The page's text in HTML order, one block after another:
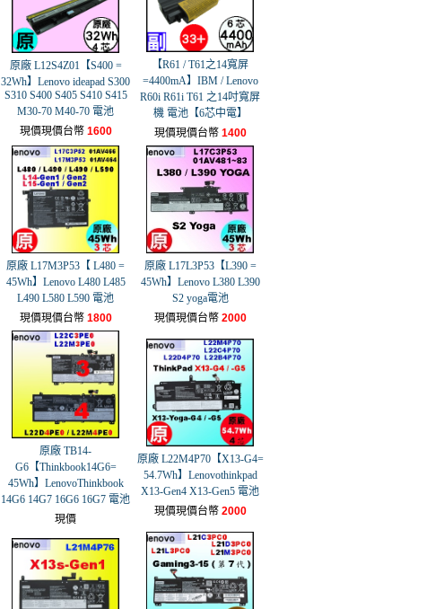
原廠 L12S4Z01【S400 =
32Wh】Lenovo ideapad S300
S310 S400 S405 S410 S415
M30-70 M40-70 電池
現價現價台幣 1600
【R61 / T61之14寬屏
=4400mA】IBM / Lenovo
R60i R61i T61 之14吋寬屏
機 電池【6芯中電】
現價現價台幣 1400
原廠 L17M3P53【 L480 =
45Wh】Lenovo L480 L485
L490 L580 L590 電池
現價現價台幣 1800
原廠 L17L3P53【L390 =
45Wh】Lenovo L380 L390
S2 yoga電池
現價現價台幣 2000
原廠 TB14-
G6【Thinkbook14G6=
45Wh】LenovoThinkbook
14G6 14G7 16G6 16G7 電池
現價
原廠 L22M4P70【X13-G4=
54.7Wh】Lenovothinkpad
X13-Gen4 X13-Gen5 電池
現價現價台幣 2000